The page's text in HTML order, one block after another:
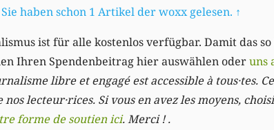
Sie haben schon 1 Artikel der woxx gelesen. ↑
ist für alle kostenlos verfügbar. Damit das
Ihren Spendenbeitrag hier auswählen oderuns
libre et engagé est accessible à tous·tes.
lecteur·rices. Si vous en avez les moyens,
forme de soutien ici. Merci ! .